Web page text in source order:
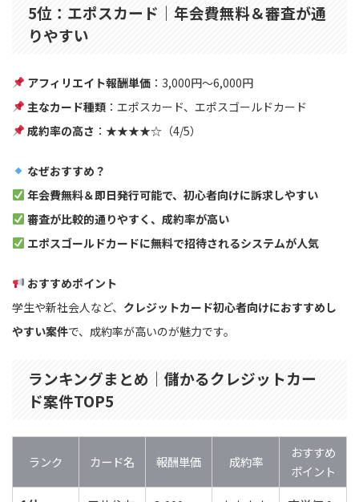
5位：エポスカード｜年会費無料＆審査が通
りやすい
アフィリエイト報酬単価：3,000円〜6,000円
主なカード種類：エポスカード、エポスゴールドカード
成約率の高さ ：★★★★☆（4/5）
なぜおすすめ？
年会費無料＆即日発行可能で、初心者向けに訴求しやすい
審査が比較的通りやすく、成約率が高い
エポスゴールドカードに無料で招待されるシステムが人気
おすすめポイント
学生や新社会人など、 クレジットカード初心者向けにおすすめし
やすい案件で、成約率が高いのが魅力です。
ランキングまとめ｜儲かるクレジットカー
ド案件TOP5
ランク カード名 報酬単価 成約率
おすすめ
ポイント